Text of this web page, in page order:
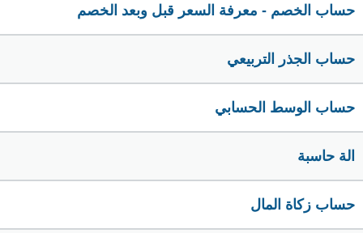
حساب الخصم - معرفة السعر قبل وبعد الخصم
حساب الجذر التربيعي
حساب الوسط الحسابي
الة حاسبة
حساب زكاة المال